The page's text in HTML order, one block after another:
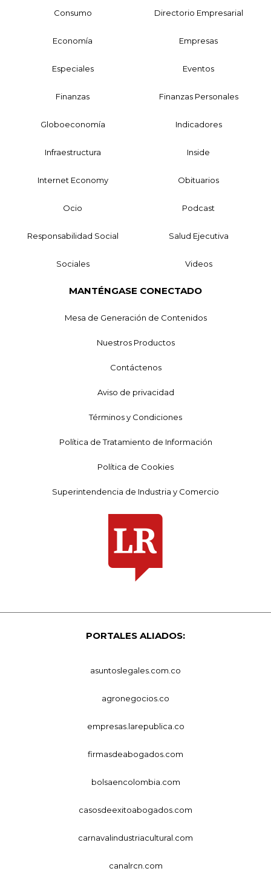
Consumo Directorio Empresarial
Economía Empresas
Especiales Eventos
Finanzas Finanzas Personales
Globoeconomía Indicadores
Infraestructura Inside
Internet Economy Obituarios
Ocio Podcast
Responsabilidad Social Salud Ejecutiva
Sociales Videos
MANTÉNGASE CONECTADO
Mesa de Generación de Contenidos
Nuestros Productos
Contáctenos
Aviso de privacidad
Términos y Condiciones
Política de Tratamiento de Información
Política de Cookies
Superintendencia de Industria y Comercio
PORTALES ALIADOS:
asuntoslegales.com.co
agronegocios.co
empresas.larepublica.co
firmasdeabogados.com
bolsaencolombia.com
casosdeexitoabogados.com
carnavalindustriacultural.com
canalrcn.com